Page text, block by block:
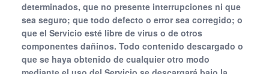
determinados, que no presente interrupciones ni que
sea seguro; que todo defecto o error sea corregido; o
que el Servicio esté libre de virus o de otros
componentes dañinos. Todo contenido descargado o
que se haya obtenido de cualquier otro modo